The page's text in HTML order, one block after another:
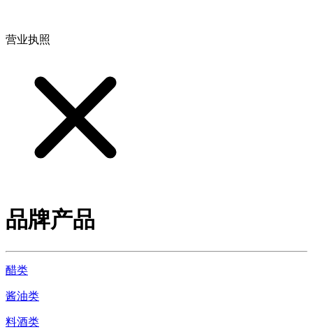
营业执照
品牌产品
醋类
酱油类
料酒类